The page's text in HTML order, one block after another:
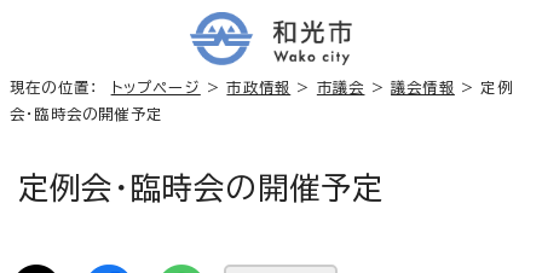
現在の位置： トップページ >市政情報 > 市議会 >議会情報 > 定例
会・臨時会の開催予定
定例会・臨時会の開催予定